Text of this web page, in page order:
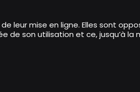
leur mise en ligne. Elles sont
de son utilisation et ce, jusqu’à